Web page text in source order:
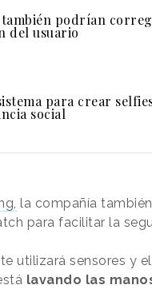
también podrían
del usuario
para crear
social
la compañía
para facilitar la
utilizará sensores y
lavando las